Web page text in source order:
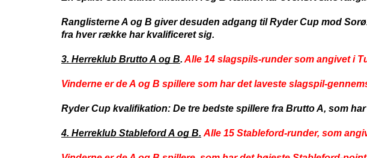
Ranglisterne A og B giver desuden adgang til Ryder Cup mod
fra hver række har kvalificeret sig.
3. Herreklub Brutto A og B.Alle 14 slagspils-runder som angivet i
Vinderne er de A og B spillere som har det laveste slagspil-
Ryder Cup kvalifikation: De tre bedste spillere fra Brutto A, som
4. Herreklub Stableford A og B. Alle 15 Stableford-runder, som